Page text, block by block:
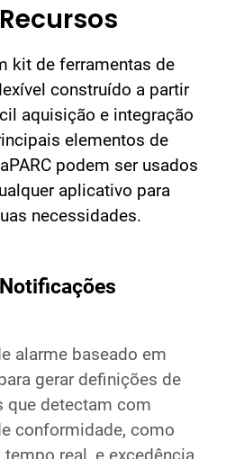
kit de ferramentas de
construído a partir
aquisição e integração
elementos de
podem ser usados
aplicativo para
necessidades.
alarme baseado em
gerar definições de
que detectam com
conformidade, como